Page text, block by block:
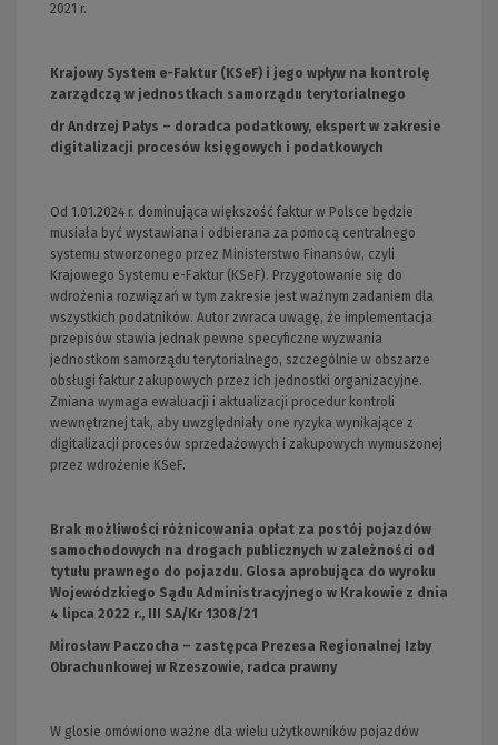
2021 r.
Krajowy System e-Faktur (KSeF) i jego wpływ na kontrolę
zarządczą w jednostkach samorządu terytorialnego
dr Andrzej Pałys – doradca podatkowy, ekspert w zakresie
digitalizacji procesów księgowych i podatkowych
Od 1.01.2024 r. dominująca większość faktur w Polsce będzie
musiała być wystawiana i odbierana za pomocą centralnego
systemu stworzonego przez Ministerstwo Finansów, czyli
Krajowego Systemu e-Faktur (KSeF). Przygotowanie się do
wdrożenia rozwiązań w tym zakresie jest ważnym zadaniem dla
wszystkich podatników. Autor zwraca uwagę, że implementacja
przepisów stawia jednak pewne specyficzne wyzwania
jednostkom samorządu terytorialnego, szczególnie w obszarze
obsługi faktur zakupowych przez ich jednostki organizacyjne.
Zmiana wymaga ewaluacji i aktualizacji procedur kontroli
wewnętrznej tak, aby uwzględniały one ryzyka wynikające z
digitalizacji procesów sprzedażowych i zakupowych wymuszonej
przez wdrożenie KSeF.
Brak możliwości różnicowania opłat za postój pojazdów
samochodowych na drogach publicznych w zależności od
tytułu prawnego do pojazdu. Glosa aprobująca do wyroku
Wojewódzkiego Sądu Administracyjnego w Krakowie z dnia
4 lipca 2022 r., III SA/Kr 1308/21
Mirosław Paczocha – zastępca Prezesa Regionalnej Izby
Obrachunkowej w Rzeszowie, radca prawny
W glosie omówiono ważne dla wielu użytkowników pojazdów